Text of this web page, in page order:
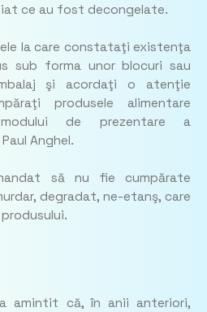
ce au fost decongelate.
la care constataţi existenţa
sub forma unor blocuri sau
şi acordaţi o atenţie
produsele alimentare
de prezentare a
Anghel.
să nu fie cumpărate
degradat, ne-etanş, care
a amintit că, în anii anteriori,